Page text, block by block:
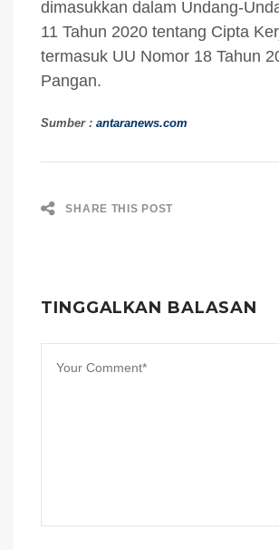
dimasukkan dalam Undang-
11 Tahun 2020 tentang Cipta
termasuk UU Nomor 18 Tahun
Pangan.
Sumber : antaranews.com
SHARE THIS POST
TINGGALKAN BALASAN